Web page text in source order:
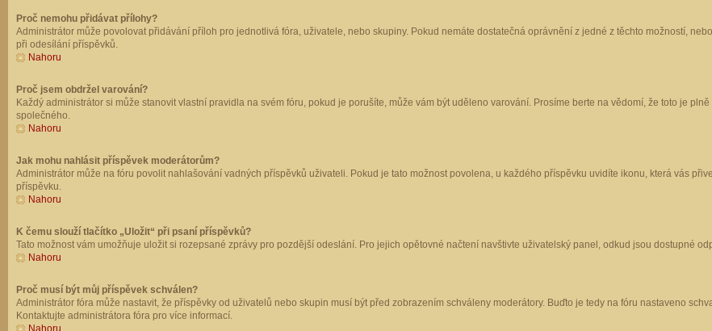
Proč nemohu přidávat přílohy?
Administrátor může povolovat přidávání příloh pro jednotlivá fóra, uživatele, nebo skupiny. Pokud nemáte dostatečná oprávnění z jedné z těchto možností,
při odesílání příspěvků.
Nahoru
Proč jsem obdržel varování?
Každý administrátor si může stanovit vlastní pravidla na svém fóru, pokud je porušíte, může vám být uděleno varování. Prosíme berte na vědomí, že toto je
společného.
Nahoru
Jak mohu nahlásit příspěvek moderátorům?
Administrátor může na fóru povolit nahlašování vadných příspěvků uživateli. Pokud je tato možnost povolena, u každého příspěvku uvidíte ikonu, která vás
příspěvku.
Nahoru
K čemu slouží tlačítko „Uložit“ při psaní příspěvků?
Tato možnost vám umožňuje uložit si rozepsané zprávy pro pozdější odeslání. Pro jejich opětovné načtení navštivte uživatelský panel, odkud jsou dostupné
Nahoru
Proč musí být můj příspěvek schválen?
Administrátor fóra může nastavit, že příspěvky od uživatelů nebo skupin musí být před zobrazením schváleny moderátory. Buďto je tedy na fóru nastaveno
Kontaktujte administrátora fóra pro více informací.
Nahoru